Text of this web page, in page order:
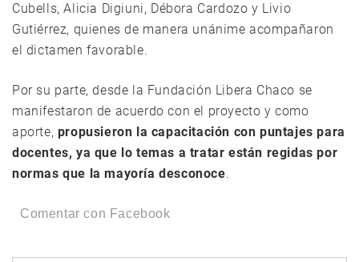
Cubells, Alicia Digiuni, Débora Cardozo y Livio
Gutiérrez, quienes de manera unánime acompañaron
el dictamen favorable.
Por su parte, desde la Fundación Libera Chaco se
manifestaron de acuerdo con el proyecto y como
aporte, propusieron la capacitación con puntajes para
docentes, ya que lo temas a tratar están regidas por
normas que la mayoría desconoce.
Comentar con Facebook